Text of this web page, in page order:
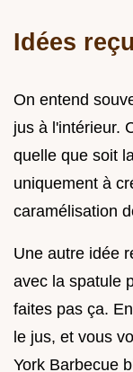
Idées
On entend
jus à l'intérieur.
quelle que soit
uniquement à
caramélisation
Une autre idée
avec la spatule
faites pas ça.
le jus, et vous
York Barbecue